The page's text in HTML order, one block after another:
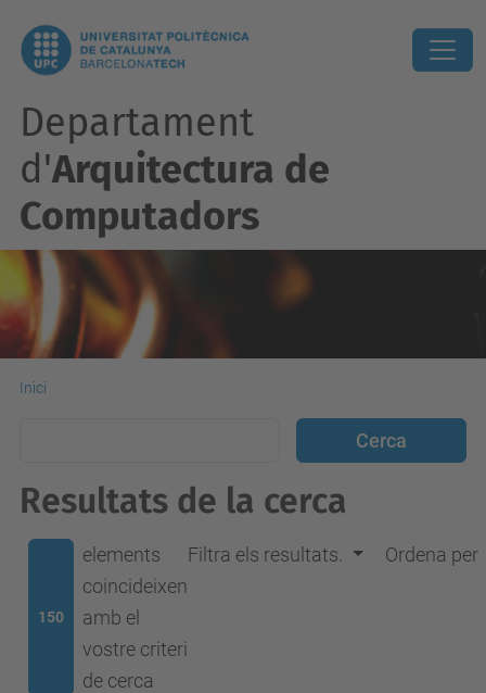
Departament
d'Arquitectura de
Computadors
Inici
Resultats de la cerca
150
elements
coincideixen
amb el
vostre criteri
de cerca
Filtra els resultats. Ordena per